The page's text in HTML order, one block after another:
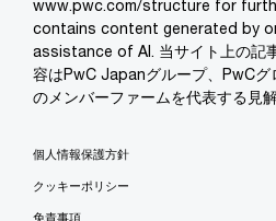
www.pwc.com/structure for
contains content generated by
assistance of AI. 当サイト上の記
容はPwC Japanグループ、PwCグ
のメンバーファームを代表する見
個人情報保護方針
クッキーポリシー
免責事項